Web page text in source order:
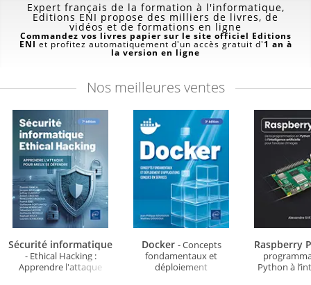
Expert français de la formation à l'informatique,
Editions ENI propose des milliers de livres, de
vidéos et de formations en ligne
Commandez vos livres papier sur le site officiel Editions
ENI et profitez automatiquement d'un accès gratuit d'1 an à
la version en ligne
Nos meilleures ventes
Sécurité informatique
- Ethical Hacking :
Apprendre l'attaque
Docker - Concepts
fondamentaux et
déploiement
Raspberry
Python à